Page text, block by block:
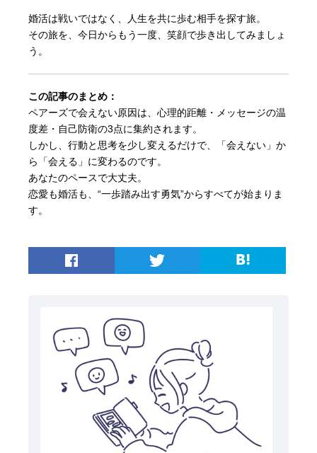
婚活は戦いではなく、人生を共に歩む相手を探す旅。
その旅を、今日からもう一度、笑顔で歩き出してみましょ
う。
この記事のまとめ：
ペアーズで会えない原因は、心理的距離・メッセージの温
度差・自己防衛の3点に集約されます。
しかし、行動と思考を少し変えるだけで、「会えない」か
ら「会える」に変わるのです。
あなたのペースで大丈夫。
恋愛も婚活も、“一歩踏み出す勇気”からすべてが始まりま
す。